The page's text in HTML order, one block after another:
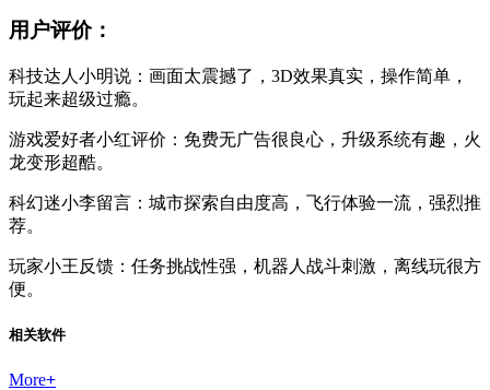
用户评价：
科技达人小明说：画面太震撼了，3D效果真实，操作简单，
玩起来超级过瘾。
游戏爱好者小红评价：免费无广告很良心，升级系统有趣，火
龙变形超酷。
科幻迷小李留言：城市探索自由度高，飞行体验一流，强烈推
荐。
玩家小王反馈：任务挑战性强，机器人战斗刺激，离线玩很方
便。
相关软件
More+